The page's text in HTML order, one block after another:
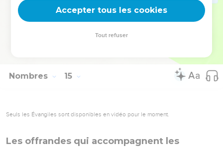
tandis que l'arche de l'alliance et Moïse ne quittaient pas le
camp.
Alors les Amalécites et les Cananéens qui habitaient cette
Nombres 15
Seuls les Évangiles sont disponibles en vidéo pour le moment.
Les offrandes qui accompagnent les
Accepter tous les cookies
Tout refuser